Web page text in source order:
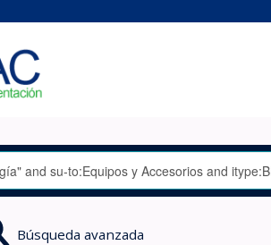
Búsqueda avanzada